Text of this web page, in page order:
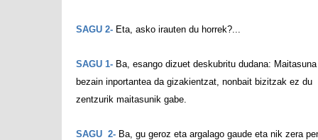
SAGU 2- Eta, asko irauten du horrek?...
SAGU 1- Ba, esango dizuet deskubritu dudana:
bezain inportantea da gizakientzat, nonbait bizitzak ez du
zentzurik maitasunik gabe.
SAGU 2- Ba, gu geroz eta argalago gaude eta nik zera